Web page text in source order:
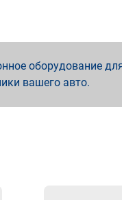
оборудование
вашего авто.